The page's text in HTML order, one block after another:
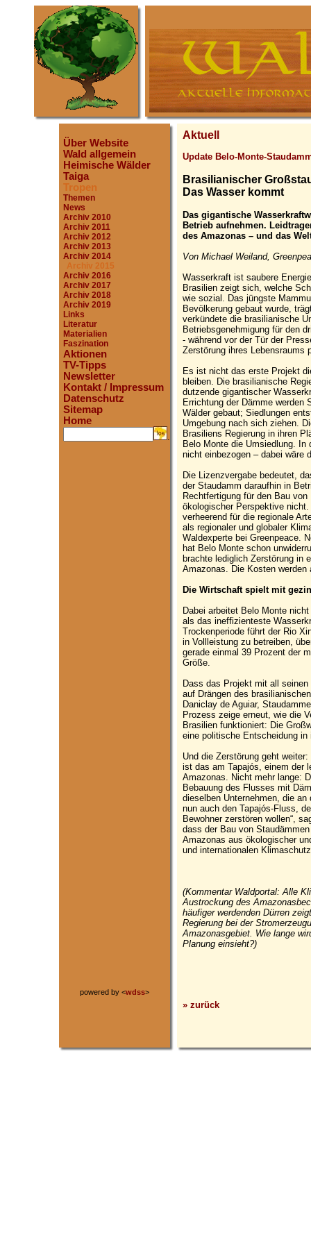
Über Website
Wald allgemein
Heimische Wälder
Taiga
Tropen
Themen
News
Archiv 2010
Archiv 2011
Archiv 2012
Archiv 2013
Archiv 2014
Archiv 2015
Archiv 2016
Archiv 2017
Archiv 2018
Archiv 2019
Links
Literatur
Materialien
Faszination
Aktionen
TV-Tipps
Newsletter
Kontakt / Impressum
Datenschutz
Sitemap
Home
.
powered by <wdss>
Aktuell
Update Belo-Monte-
Brasilianischer
Das Wasser kommt
Das gigantische
Betrieb aufnehmen.
des Amazonas – und das
Von Michael Weiland,
Wasserkraft ist saubere
Brasilien zeigt sich, welche
wie sozial. Das jüngste
Bevölkerung gebaut wurde,
verkündete die brasilianische
Betriebsgenehmigung für den
- während vor der Tür der
Zerstörung ihres Lebensraums
Es ist nicht das erste Projekt
bleiben. Die brasilianische
dutzende gigantischer
Errichtung der Dämme werden
Wälder gebaut; Siedlungen
Umgebung nach sich ziehen.
Brasiliens Regierung in ihren
Belo Monte die Umsiedlung. In
nicht einbezogen – dabei wäre
Die Lizenzvergabe bedeutet,
der Staudamm daraufhin in
Rechtfertigung für den Bau
ökologischer Perspektive
verheerend für die regionale
als regionaler und globaler
Waldexperte bei Greenpeace.
hat Belo Monte schon
brachte lediglich Zerstörung in
Amazonas. Die Kosten
Die Wirtschaft spielt mit
Dabei arbeitet Belo Monte
als das ineffizienteste
Trockenperiode führt der Rio
in Vollleistung zu betreiben,
gerade einmal 39 Prozent der
Größe.
Dass das Projekt mit all
auf Drängen des
Daniclay de Aguiar,
Prozess zeige erneut, wie die
Brasilien funktioniert: Die
eine politische Entscheidung
Und die Zerstörung geht
ist das am Tapajós, einem der
Amazonas. Nicht mehr lange:
Bebauung des Flusses mit
dieselben Unternehmen, die
nun auch den Tapajós-Fluss,
Bewohner zerstören wollen“,
dass der Bau von
Amazonas aus ökologischer
und internationalen
(Kommentar Waldportal: Alle
Austrockung des
häufiger werdenden Dürren
Regierung bei der
Amazonasgebiet. Wie lange
Planung einsieht?)
» zurück